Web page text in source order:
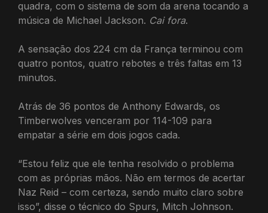
quadra, com o sistema de som da arena tocando a
música de Michael Jackson. Cai fora.
A sensação dos 224 cm da França terminou com
quatro pontos, quatro rebotes e três faltas em 13
minutos.
Atrás de 36 pontos de Anthony Edwards, os
Timberwolves venceram por 114-109 para
empatar a série em dois jogos cada.
“Estou feliz que ele tenha resolvido o problema
com as próprias mãos. Não em termos de acertar
Naz Reid – com certeza, sendo muito claro sobre
isso”, disse o técnico do Spurs, Mitch Johnson.